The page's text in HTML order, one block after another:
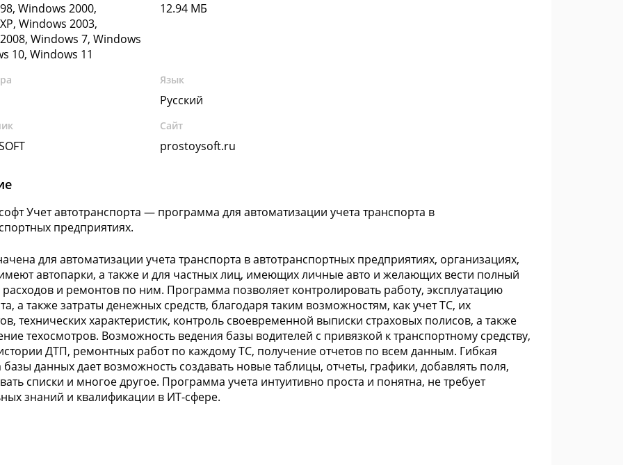
Windows 2000,
Windows 2003,
Windows 7, Windows
10, Windows 11
12.94 МБ
Язык
Русский
Сайт
prostoysoft.ru
Учет автотранспорта — программа для автоматизации учета транспорта в
предприятиях.
для автоматизации учета транспорта в автотранспортных предприятиях, организациях,
автопарки, а также и для частных лиц, имеющих личные авто и желающих вести полный
расходов и ремонтов по ним. Программа позволяет контролировать работу, эксплуатацию
а также затраты денежных средств, благодаря таким возможностям, как учет ТС, их
технических характеристик, контроль своевременной выписки страховых полисов, а также
техосмотров. Возможность ведения базы водителей с привязкой к транспортному средству,
ДТП, ремонтных работ по каждому ТС, получение отчетов по всем данным. Гибкая
базы данных дает возможность создавать новые таблицы, отчеты, графики, добавлять поля,
списки и многое другое. Программа учета интуитивно проста и понятна, не требует
знаний и квалификации в ИТ-сфере.